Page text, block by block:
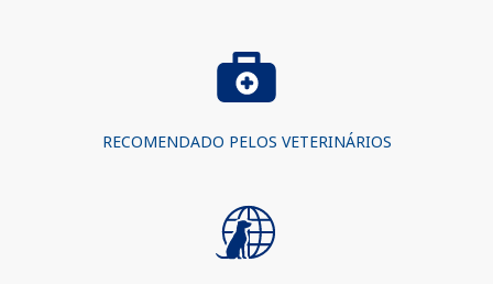
RECOMENDADO PELOS VETERINÁRIOS